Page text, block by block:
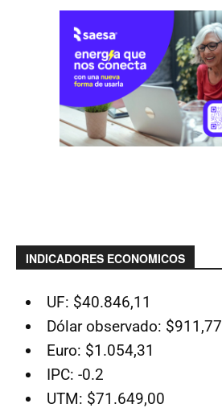
INDICADORES ECONOMICOS
UF: $40.846,11
Dólar observado: $911,77
Euro: $1.054,31
IPC: -0.2
UTM: $71.649,00